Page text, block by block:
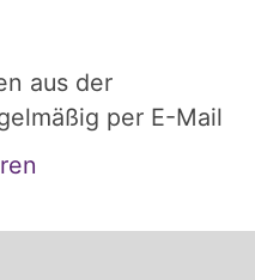
aus der
per E-Mail